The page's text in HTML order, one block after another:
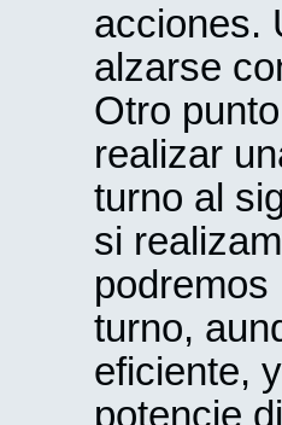
acciones.
alzarse
Otro
realizar
turno al
si
turno,
eficiente,
potencie